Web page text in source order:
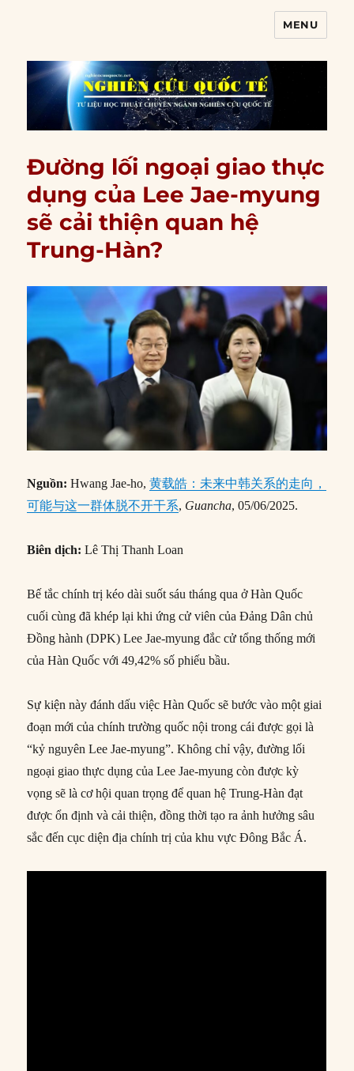
MENU
Đường lối ngoại giao thực
dụng của Lee Jae-myung
sẽ cải thiện quan hệ
Trung-Hàn?
Nguồn: Hwang Jae-ho,黄载皓：未来中韩关系的走向，
可能与这一群体脱不开干系, Guancha, 05/06/2025.
Biên dịch: Lê Thị Thanh Loan
Bế tắc chính trị kéo dài suốt sáu tháng qua ở Hàn Quốc
cuối cùng đã khép lại khi ứng cử viên của Đảng Dân chủ
Đồng hành (DPK) Lee Jae-myung đắc cử tổng thống mới
của Hàn Quốc với 49,42% số phiếu bầu.
Sự kiện này đánh dấu việc Hàn Quốc sẽ bước vào một giai
đoạn mới của chính trường quốc nội trong cái được gọi là
“kỷ nguyên Lee Jae-myung”. Không chỉ vậy, đường lối
ngoại giao thực dụng của Lee Jae-myung còn được kỳ
vọng sẽ là cơ hội quan trọng để quan hệ Trung-Hàn đạt
được ổn định và cải thiện, đồng thời tạo ra ảnh hưởng sâu
sắc đến cục diện địa chính trị của khu vực Đông Bắc Á.